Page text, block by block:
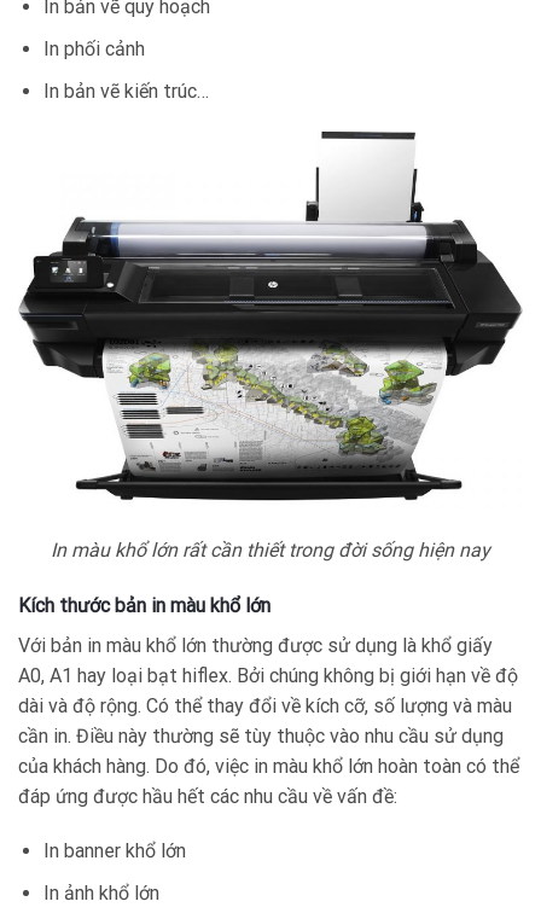
In bản vẽ quy hoạch
In phối cảnh
In bản vẽ kiến trúc…
In màu khổ lớn rất cần thiết trong đời sống hiện nay
Kích thước bản in màu khổ lớn
Với bản in màu khổ lớn thường được sử dụng là khổ giấy
A0, A1 hay loại bạt hiflex. Bởi chúng không bị giới hạn về độ
dài và độ rộng. Có thể thay đổi về kích cỡ, số lượng và màu
cần in. Điều này thường sẽ tùy thuộc vào nhu cầu sử dụng
của khách hàng. Do đó, việc in màu khổ lớn hoàn toàn có thể
đáp ứng được hầu hết các nhu cầu về vấn đề:
In banner khổ lớn
In ảnh khổ lớn